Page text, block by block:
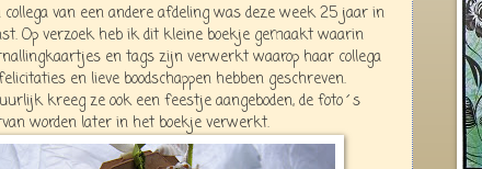
collega van een andere afdeling was deze week 25 jaar in
Op verzoek heb ik dit kleine boekje gemaakt waarin
en tags zijn verwerkt waarop haar collega
en lieve boodschappen hebben geschreven.
kreeg ze ook een feestje aangeboden, de foto´s
worden later in het boekje verwerkt.